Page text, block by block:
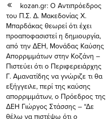
kozan.gr: Ο Αντιπρόεδρος
του Π.Σ. Δ. Μακεδονίας Χ.
Μπαρδάκας θεωρεί ότι έχει
προαποφασιστεί η δημιουργία,
από την ΔΕΗ, Μονάδας Καύσης
Απορριμμάτων στην Κοζάνη –
Πιστεύει ότι ο Περιφερειάρχης
Γ. Αμανατίδης να γνώριζε τι θα
εξήγγειλε, περί της καύσης
απορριμμάτων, ο Πρόεδρος της
ΔΕΗ Γιώργος Στάσσης – “Δε
θέλω να πιστέψω ότι ο